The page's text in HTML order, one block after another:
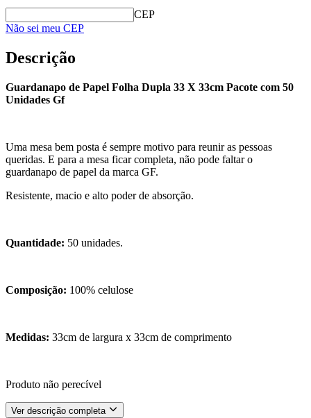
CEP
Não sei meu CEP
Descrição
Guardanapo de Papel Folha Dupla 33 X 33cm Pacote com 50
Unidades Gf
Uma mesa bem posta é sempre motivo para reunir as pessoas
queridas. E para a mesa ficar completa, não pode faltar o
guardanapo de papel da marca GF.
Resistente, macio e alto poder de absorção.
Quantidade: 50 unidades.
Composição: 100% celulose
Medidas: 33cm de largura x 33cm de comprimento
Produto não perecível
Ver descrição completa